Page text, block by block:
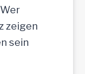
zeigen
sein